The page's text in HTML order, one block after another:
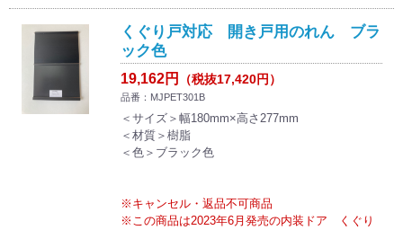
くぐり戸対応 開き戸用のれん ブラ
ック色
19,162円 （税抜17,420円）
品番：MJPET301B
＜サイズ＞幅180mm×高さ277mm
＜材質＞樹脂
＜色＞ブラック色
※キャンセル・返品不可商品
※この商品は2023年6月発売の内装ドア くぐり